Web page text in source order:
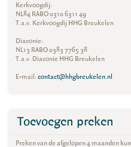
Kerkvoogdij:
NL84 RABO 0310 6311 49
T.a.v. Kerkvoogdij HHG Breukelen
Diaconie:
NL13 RABO 0383 7765 38
T.a.v. Diaconie HHG Breukelen
E-mail:contact@hhgbreukelen.nl
Toevoegen preken
Preken van de afgelopen 4 maanden